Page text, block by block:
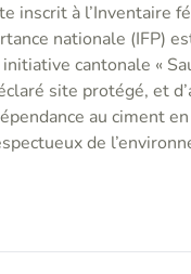
inscrit à l’Inventaire
nationale (IFP)
cantonale «
site protégé, et
au ciment
de